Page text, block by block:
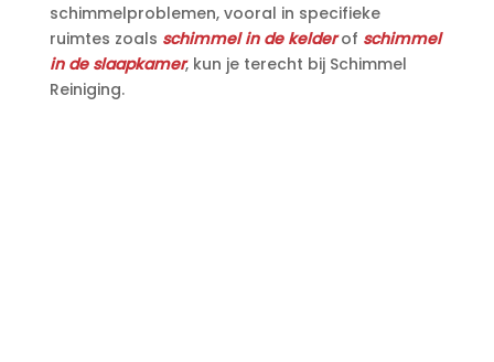
schimmelproblemen, vooral in specifieke
ruimtes zoals schimmel in de kelderof schimmel
in de slaapkamer, kun je terecht bij Schimmel
Reiniging.​